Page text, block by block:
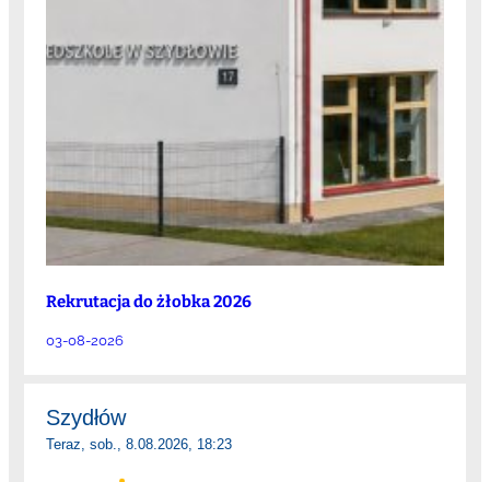
Rekrutacja do żłobka 2026
03-08-2026